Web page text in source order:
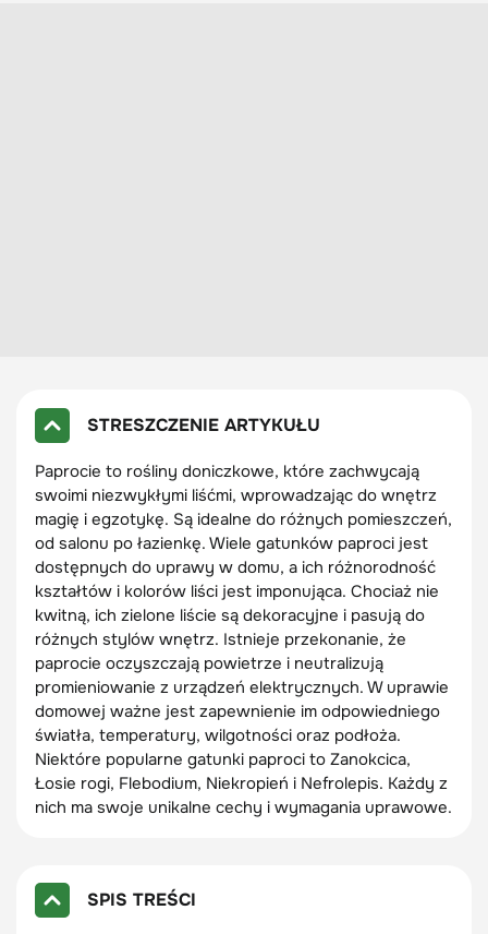
STRESZCZENIE ARTYKUŁU
Paprocie to rośliny doniczkowe, które zachwycają
swoimi niezwykłymi liśćmi, wprowadzając do wnętrz
magię i egzotykę. Są idealne do różnych pomieszczeń,
od salonu po łazienkę. Wiele gatunków paproci jest
dostępnych do uprawy w domu, a ich różnorodność
kształtów i kolorów liści jest imponująca. Chociaż nie
kwitną, ich zielone liście są dekoracyjne i pasują do
różnych stylów wnętrz. Istnieje przekonanie, że
paprocie oczyszczają powietrze i neutralizują
promieniowanie z urządzeń elektrycznych. W uprawie
domowej ważne jest zapewnienie im odpowiedniego
światła, temperatury, wilgotności oraz podłoża.
Niektóre popularne gatunki paproci to Zanokcica,
Łosie rogi, Flebodium, Niekropień i Nefrolepis. Każdy z
nich ma swoje unikalne cechy i wymagania uprawowe.
SPIS TREŚCI